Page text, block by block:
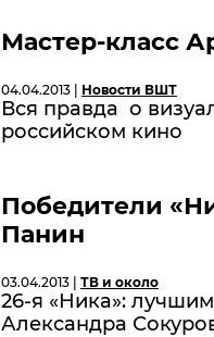
Мастер-класс
04.04.2013 | Новости ВШТ
Вся правда о
российском кино
Победители
Панин
03.04.2013 | ТВ и около
26-я «Ника»:
Александра